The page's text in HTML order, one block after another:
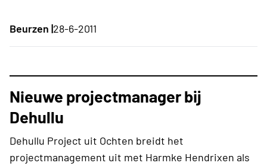
Beurzen |28-6-2011
Nieuwe projectmanager bij
Dehullu
Dehullu Project uit Ochten breidt het
projectmanagement uit met Harmke Hendrixen als